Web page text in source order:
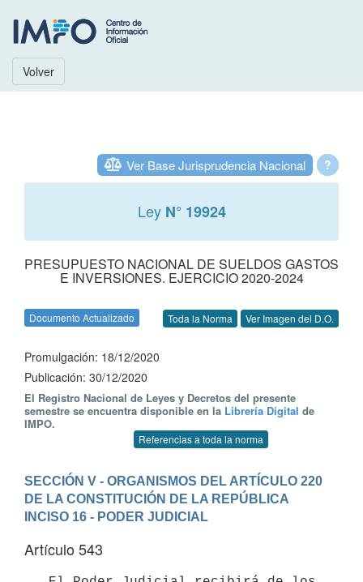
Volver
?
Ver Base Jurisprudencia Nacional
Ley N° 19924
PRESUPUESTO NACIONAL DE SUELDOS GASTOS
E INVERSIONES. EJERCICIO 2020-2024
Documento Actualizado Toda la Norma Ver Imagen del D.O.
Promulgación: 18/12/2020
Publicación: 30/12/2020
El Registro Nacional de Leyes y Decretos del presente
semestre se encuentra disponible en la Librería Digital de
IMPO.
Referencias a toda la norma
SECCIÓN V - ORGANISMOS DEL ARTÍCULO 220
DE LA CONSTITUCIÓN DE LA REPÚBLICA
INCISO 16 - PODER JUDICIAL
Artículo 543